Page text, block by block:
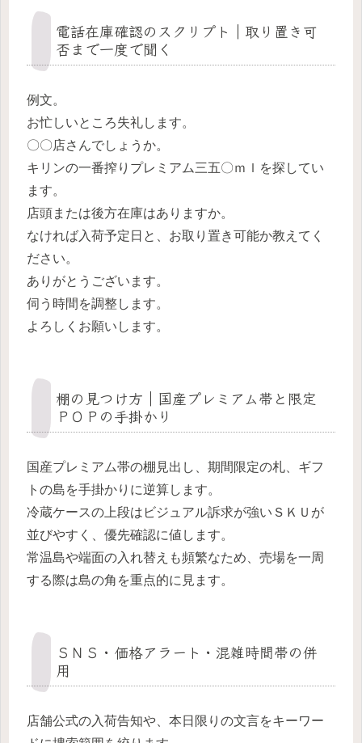
電話在庫確認のスクリプト｜取り置き可
否まで一度で聞く
例文。
お忙しいところ失礼します。
〇〇店さんでしょうか。
キリンの一番搾りプレミアム三五〇ｍｌを探してい
ます。
店頭または後方在庫はありますか。
なければ入荷予定日と、お取り置き可能か教えてく
ださい。
ありがとうございます。
伺う時間を調整します。
よろしくお願いします。
棚の見つけ方｜国産プレミアム帯と限定
ＰＯＰの手掛かり
国産プレミアム帯の棚見出し、期間限定の札、ギフ
トの島を手掛かりに逆算します。
冷蔵ケースの上段はビジュアル訴求が強いＳＫＵが
並びやすく、優先確認に値します。
常温島や端面の入れ替えも頻繁なため、売場を一周
する際は島の角を重点的に見ます。
ＳＮＳ・価格アラート・混雑時間帯の併
用
店舗公式の入荷告知や、本日限りの文言をキーワー